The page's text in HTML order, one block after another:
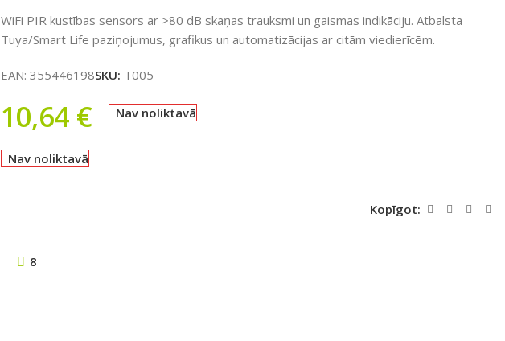
WiFi PIR kustības sensors ar >80 dB skaņas trauksmi un gaismas indikāciju. Atbalsta
Tuya/Smart Life paziņojumus, grafikus un automatizācijas ar citām viedierīcēm.
EAN: 355446198SKU: T005
10,64 € Nav noliktavā
Nav noliktavā
Kopīgot:
8